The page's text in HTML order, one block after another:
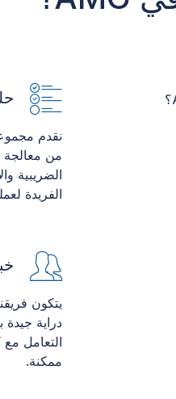
نقدم
من معالجة
الضريبية
الفريدة
يتكون
دراية
التعامل
ممكنة.